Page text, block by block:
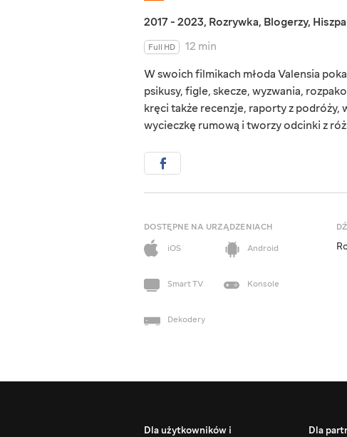
2017 - 2023, Rozrywka, Blogerzy,
Full HD
12 min
W swoich filmikach młoda Valensia
psikusy, figle, skecze, wyzwania,
kręci także recenzje, raporty z
wycieczkę rumową i tworzy odcinki z
DOSTĘPNE NA URZĄDZENIACH
iOS
Android
Smart TV Konsole
Dekodery
Dla użytkowników i
Dla